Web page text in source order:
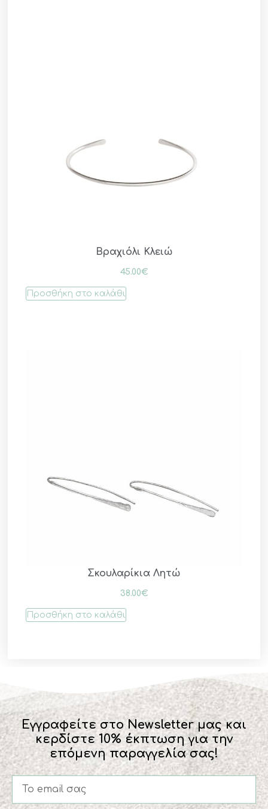
Βραχιόλι Κλειώ
45.00€
Προσθήκη στο καλάθι
Σκουλαρίκια Λητώ
38.00€
Προσθήκη στο καλάθι
Εγγραφείτε στο Newsletter μας και
κερδίστε 10% έκπτωση για την
επόμενη παραγγελία σας!